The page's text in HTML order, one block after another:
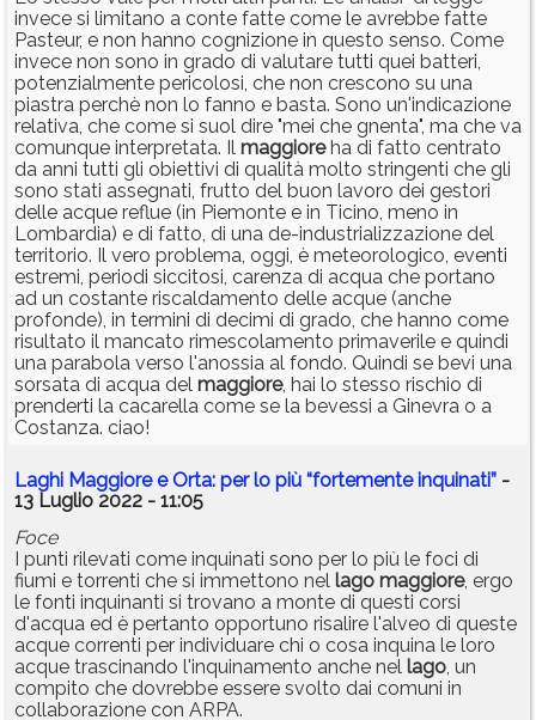
invece si limitano a conte fatte come le avrebbe fatte
Pasteur, e non hanno cognizione in questo senso. Come
invece non sono in grado di valutare tutti quei batteri,
potenzialmente pericolosi, che non crescono su una
piastra perchè non lo fanno e basta. Sono un'indicazione
relativa, che come si suol dire "mei che gnenta", ma che va
comunque interpretata. Il maggioreha di fatto centrato
da anni tutti gli obiettivi di qualità molto stringenti che gli
sono stati assegnati, frutto del buon lavoro dei gestori
delle acque reflue (in Piemonte e in Ticino, meno in
Lombardia) e di fatto, di una de-industrializzazione del
territorio. Il vero problema, oggi, è meteorologico, eventi
estremi, periodi siccitosi, carenza di acqua che portano
ad un costante riscaldamento delle acque (anche
profonde), in termini di decimi di grado, che hanno come
risultato il mancato rimescolamento primaverile e quindi
una parabola verso l'anossia al fondo. Quindi se bevi una
sorsata di acqua del maggiore, hai lo stesso rischio di
prenderti la cacarella come se la bevessi a Ginevra o a
Costanza. ciao!
Laghi Maggiore e Orta: per lo più “fortemente inquinati” -
13 Luglio 2022 - 11:05
Foce
I punti rilevati come inquinati sono per lo più le foci di
fiumi e torrenti che si immettono nel lago maggiore, ergo
le fonti inquinanti si trovano a monte di questi corsi
d'acqua ed è pertanto opportuno risalire l'alveo di queste
acque correnti per individuare chi o cosa inquina le loro
acque trascinando l'inquinamento anche nel lago, un
compito che dovrebbe essere svolto dai comuni in
collaborazione con ARPA.